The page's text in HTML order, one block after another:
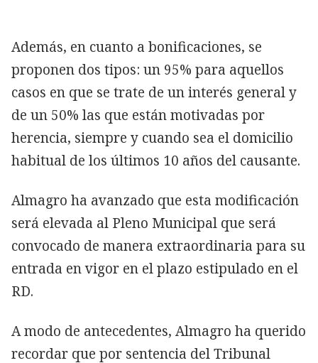
Además, en cuanto a bonificaciones, se
proponen dos tipos: un 95% para aquellos
casos en que se trate de un interés general y
de un 50% las que están motivadas por
herencia, siempre y cuando sea el domicilio
habitual de los últimos 10 años del causante.
Almagro ha avanzado que esta modificación
será elevada al Pleno Municipal que será
convocado de manera extraordinaria para su
entrada en vigor en el plazo estipulado en el
RD.
A modo de antecedentes, Almagro ha querido
recordar que por sentencia del Tribunal